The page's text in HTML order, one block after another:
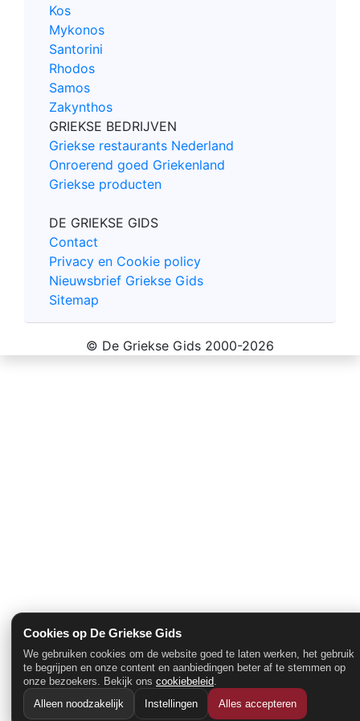
Cookies op De Griekse Gids
We gebruiken cookies om de website goed te laten werken, het gebruik
te begrijpen en onze content en aanbiedingen beter af te stemmen op
onze bezoekers. Bekijk ons cookiebeleid.
Alleen noodzakelijk
Instellingen Alles accepteren
Kos
Mykonos
Santorini
Rhodos
Samos
Zakynthos
GRIEKSE BEDRIJVEN
Griekse restaurants Nederland
Onroerend goed Griekenland
Griekse producten
DE GRIEKSE GIDS
Contact
Privacy en Cookie policy
Nieuwsbrief Griekse Gids
Sitemap
© De Griekse Gids 2000-2026